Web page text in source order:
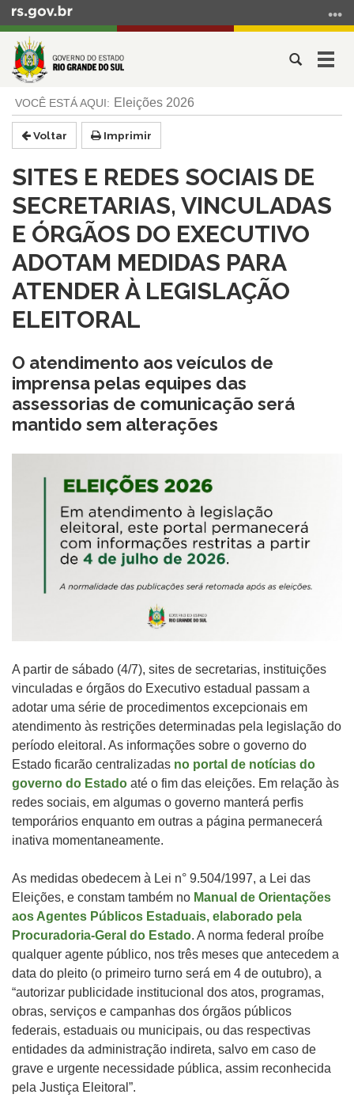
para
conteúdo
para
menu
para
busca
Abrir
do
conteúdo
Eleições 2026
Voltar Imprimir
SITES E REDES SOCIAIS DE
SECRETARIAS, VINCULADAS
E ÓRGÃOS DO EXECUTIVO
ADOTAM MEDIDAS PARA
ATENDER À LEGISLAÇÃO
ELEITORAL
O atendimento aos veículos de
imprensa pelas equipes das
assessorias de comunicação será
mantido sem alterações
A partir de sábado (4/7), sites de secretarias, instituições
vinculadas e órgãos do Executivo estadual passam a
adotar uma série de procedimentos excepcionais em
atendimento às restrições determinadas pela legislação do
período eleitoral. As informações sobre o governo do
Estado ficarão centralizadas no portal de notícias do
governo do Estado até o fim das eleições. Em relação às
redes sociais, em algumas o governo manterá perfis
temporários enquanto em outras a página permanecerá
inativa momentaneamente.
As medidas obedecem à Lei n° 9.504/1997, a Lei das
Eleições, e constam também no Manual de Orientações
aos Agentes Públicos Estaduais, elaborado pela
Procuradoria-Geral do Estado. A norma federal proíbe
qualquer agente público, nos três meses que antecedem a
data do pleito (o primeiro turno será em 4 de outubro), a
“autorizar publicidade institucional dos atos, programas,
obras, serviços e campanhas dos órgãos públicos
federais, estaduais ou municipais, ou das respectivas
entidades da administração indireta, salvo em caso de
grave e urgente necessidade pública, assim reconhecida
pela Justiça Eleitoral”.